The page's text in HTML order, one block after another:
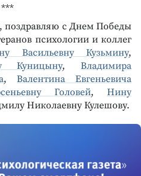
***
поздравляю с Днем Победы
психологии и коллег
Васильевну Кузьмину,
Куницыну,Владимира
, Валентина Евгеньевича
Головей, Нину
Николаевну Кулешову.